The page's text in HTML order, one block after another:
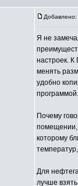
Я не
настроек.
менять
удобно
Почему
помещении,
которому
Для
лучше